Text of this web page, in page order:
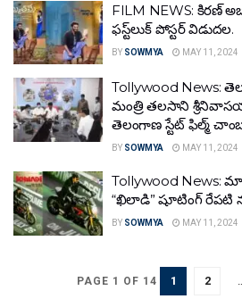
FILM NEWS: కిరణ్‌
ఫస్ట్‌లుక్‌ పోస్టర్‌ విడుదల.
BY SOWMYA MAY 11, 2024
Tollywood News:
మంత్రి తలసాని
తెలంగాణ స్టేట్‌ ఫిల్మ్‌
BY SOWMYA MAY 11, 2024
Tollywood
“ఖిలాడి” షూటింగ్‌ రేపటి
BY SOWMYA MAY 11, 2024
PAGE 1 OF 14 1 2